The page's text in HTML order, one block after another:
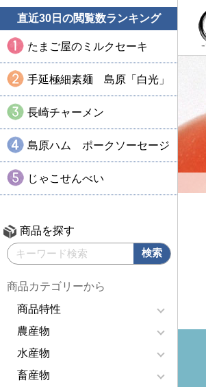
直近30日の閲覧数ランキング
たまご屋のミルクセーキ
手延極細素麺 島原「白光」
長崎チャーメン
島原ハム ポークソーセージ
じゃこせんべい
商品を探す
商品カテゴリーから
商品特性
農産物
水産物
畜産物